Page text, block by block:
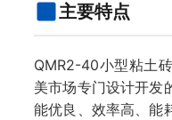
主要特点
QMR2-40小型粘土
美市场专门设计开发
能优良、效率高、能